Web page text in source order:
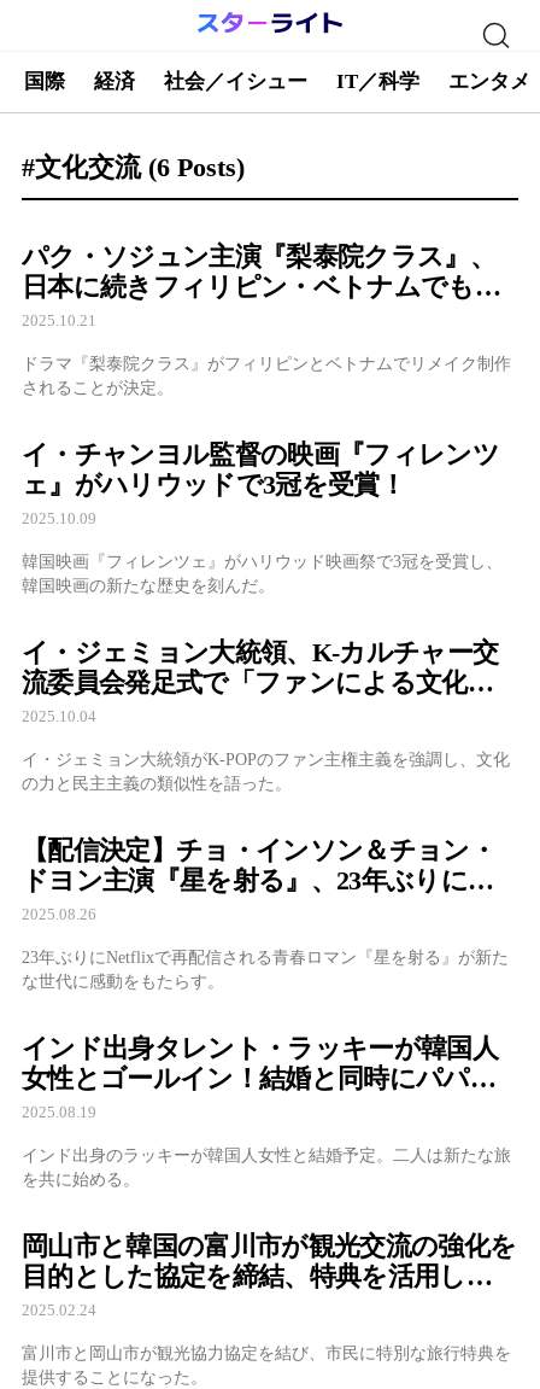
国際 経済 社会／イシュー IT／科学 エンタメ
#文化交流 (6 Posts)
パク・ソジュン主演『梨泰院クラス』、
日本に続きフィリピン・ベトナムでもリ
メイク
2025.10.21
ドラマ『梨泰院クラス』がフィリピンとベトナムでリメイク制作
されることが決定。
イ・チャンヨル監督の映画『フィレンツ
ェ』がハリウッドで3冠を受賞！
2025.10.09
韓国映画『フィレンツェ』がハリウッド映画祭で3冠を受賞し、
韓国映画の新たな歴史を刻んだ。
イ・ジェミョン大統領、K-カルチャー交
流委員会発足式で「ファンによる文化の
力」を強調
2025.10.04
イ・ジェミョン大統領がK-POPのファン主権主義を強調し、文化
の力と民主主義の類似性を語った。
【配信決定】チョ・インソン＆チョン・
ドヨン主演『星を射る』、23年ぶりに
Netflixで復活！青春ロマンスの金字塔が世
2025.08.26
23年ぶりにNetflixで再配信される青春ロマン『星を射る』が新た
な世代に感動をもたらす。
インド出身タレント・ラッキーが韓国人
女性とゴールイン！結婚と同時にパパ
に、SNSで喜びを告白
2025.08.19
インド出身のラッキーが韓国人女性と結婚予定。二人は新たな旅
を共に始める。
岡山市と韓国の富川市が観光交流の強化を
目的とした協定を締結、特典を活用して
観光スポットをお得に楽しむ方法
2025.02.24
富川市と岡山市が観光協力協定を結び、市民に特別な旅行特典を
提供することになった。